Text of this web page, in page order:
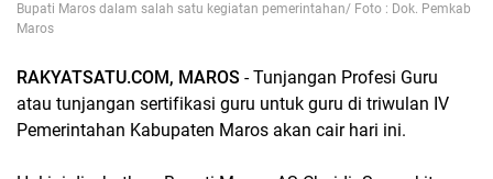
Bupati Maros dalam salah satu kegiatan pemerintahan/ Foto : Dok. Pemkab
Maros
RAKYATSATU.COM, MAROS - Tunjangan Profesi Guru
atau tunjangan sertifikasi guru untuk guru di triwulan IV
Pemerintahan Kabupaten Maros akan cair hari ini.